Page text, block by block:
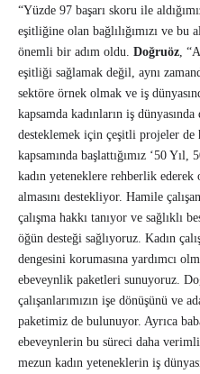
“Yüzde 97 başarı skoru ile
eşitliğine olan bağlılığımızı ve
önemli bir adım oldu. Doğruöz,
eşitliği sağlamak değil, aynı
sektöre örnek olmak ve iş
kapsamda kadınların iş
desteklemek için çeşitli projeler de
kapsamında başlattığımız ‘50
kadın yeteneklere rehberlik
almasını destekliyor. Hamile
çalışma hakkı tanıyor ve sağlıklı
öğün desteği sağlıyoruz. Kadın
dengesini korumasına yardımcı
ebeveynlik paketleri sunuyoruz.
çalışanlarımızın işe dönüşünü ve
paketimiz de bulunuyor. Ayrıca
ebeveynlerin bu süreci daha
mezun kadın yeteneklerin iş